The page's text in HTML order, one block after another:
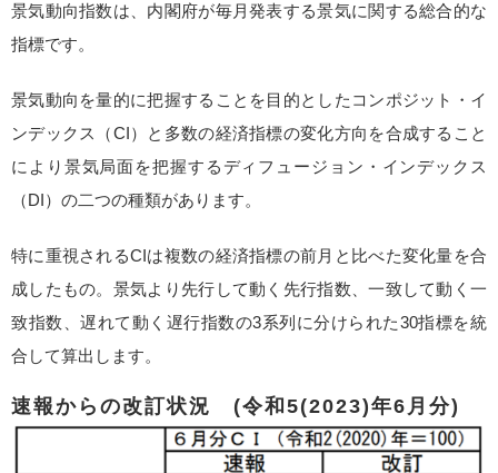
景気動向指数は、内閣府が毎月発表する景気に関する総合的な
指標です。
景気動向を量的に把握することを目的としたコンポジット・イ
ンデックス（CI）と多数の経済指標の変化方向を合成すること
により景気局面を把握するディフュージョン・インデックス
（DI）の二つの種類があります。
特に重視されるCIは複数の経済指標の前月と比べた変化量を合
成したもの。景気より先行して動く先行指数、一致して動く一
致指数、遅れて動く遅行指数の3系列に分けられた30指標を統
合して算出します。
速報からの改訂状況 (令和5(2023)年6月分)